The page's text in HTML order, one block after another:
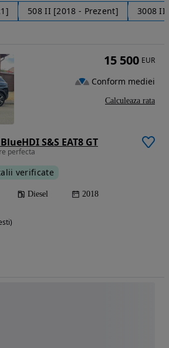
508 II [2018 - Prezent] 3008 II
S&S EAT8 GT
perfecta
verificate
Diesel 2018
15 500 EUR
Conform mediei
Calculeaza rata